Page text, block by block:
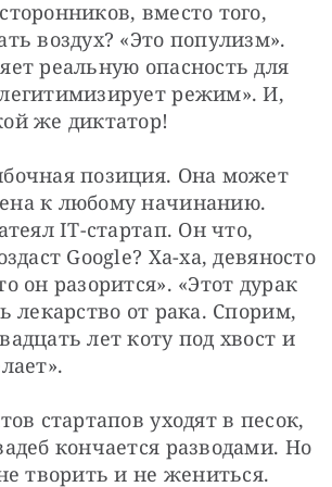
вместо того,
воздух? «Это популизм».
реальную опасность для
режим». И,
же диктатор!
позиция. Она может
к любому начинанию.
IT-стартап. Он что,
Google? Ха-ха, девяносто
он разорится». «Этот дурак
лекарство от рака. Спорим,
лет коту под хвост и
стартапов уходят в песок,
кончается разводами. Но
творить и не жениться.